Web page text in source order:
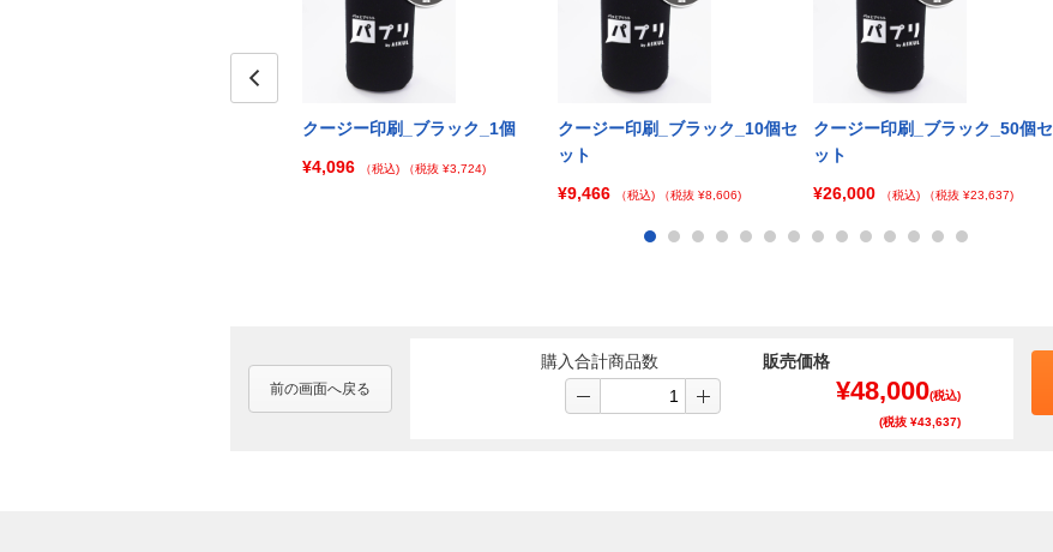
クージー印刷_ブラック_1個
¥4,096
（税込) （税抜 ¥3,724)
クージー印刷_ブラック_10個セ
ット
¥9,466
（税込) （税抜 ¥8,606)
クージー印刷_ブラック_50個セ
ット
¥26,000
（税込) （税抜 ¥23,637)
前の画面へ戻る
購入合計商品数 販売価格
¥48,000(税込)
(税抜 ¥43,637)